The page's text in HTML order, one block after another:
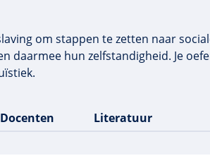
om stappen te zetten naar
daarmee hun zelfstandigheid. Je
Docenten Literatuur